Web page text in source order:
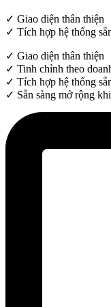
✓ Giao diện thân
✓ Tích hợp hệ thống
✓ Giao diện thân thiện
✓ Tinh chỉnh theo
✓ Tích hợp hệ thống
✓ Sẵn sàng mở rộng